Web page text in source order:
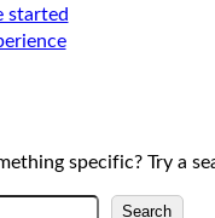
started
specific? Try a
ASearch